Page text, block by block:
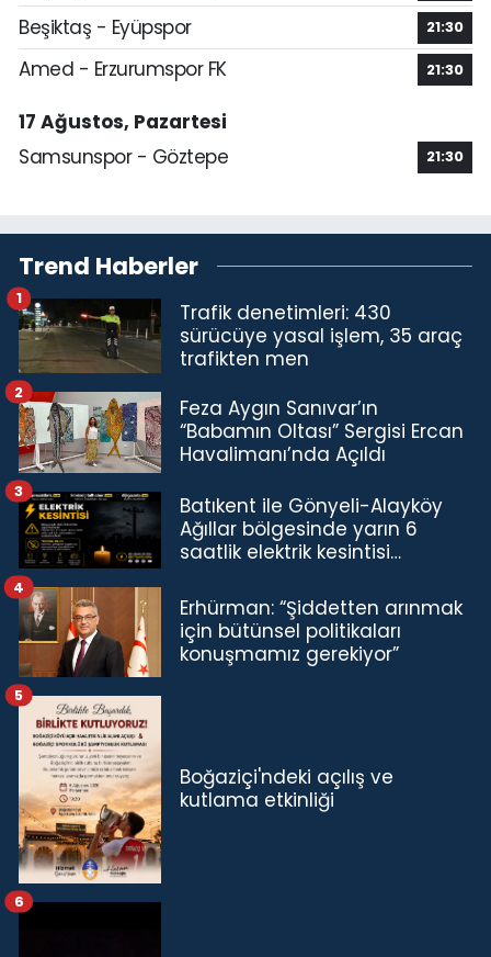
Beşiktaş - Eyüpspor 21:30
Amed - Erzurumspor FK 21:30
17 Ağustos, Pazartesi
Samsunspor - Göztepe
21:30
Trend Haberler
Trafik denetimleri: 430
sürücüye yasal işlem, 35 araç
trafikten men
1
Feza Aygın Sanıvar’ın
“Babamın Oltası” Sergisi Ercan
Havalimanı’nda Açıldı
2
Batıkent ile Gönyeli-Alayköy
Ağıllar bölgesinde yarın 6
saatlik elektrik kesintisi…
3
Erhürman: “Şiddetten arınmak
için bütünsel politikaları
konuşmamız gerekiyor”
4
Boğaziçi'ndeki açılış ve
kutlama etkinliği
5
6